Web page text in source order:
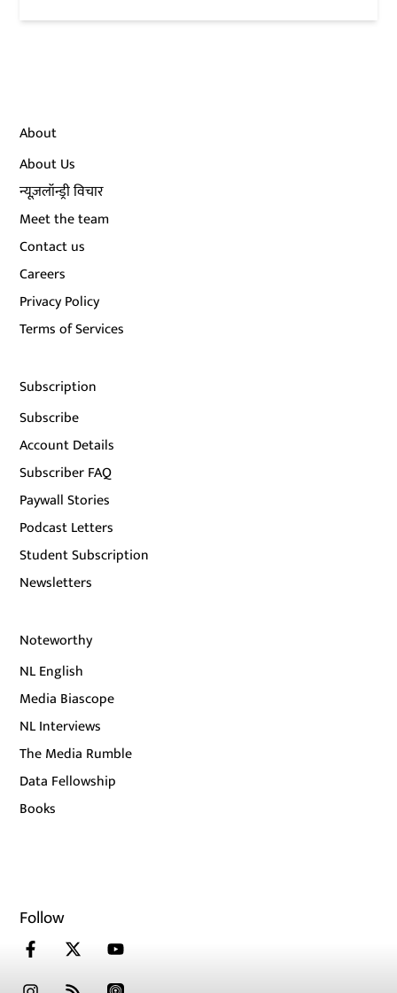
About
About Us
न्यूज़लॉन्ड्री विचार
Meet the team
Contact us
Careers
Privacy Policy
Terms of Services
Subscription
Subscribe
Account Details
Subscriber FAQ
Paywall Stories
Podcast Letters
Student Subscription
Newsletters
Noteworthy
NL English
Media Biascope
NL Interviews
The Media Rumble
Data Fellowship
Books
Follow